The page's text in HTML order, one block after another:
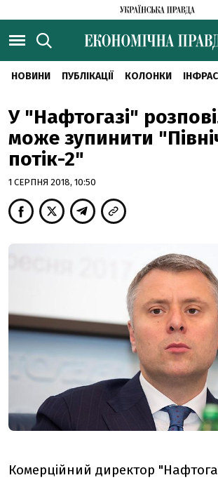
НОВИНИ ПУБЛІКАЦІЇ КОЛОНКИ
У "Нафтогазі"
може зупинити
потік-2"
1 СЕРПНЯ 2018, 10:50
Комерційний директор